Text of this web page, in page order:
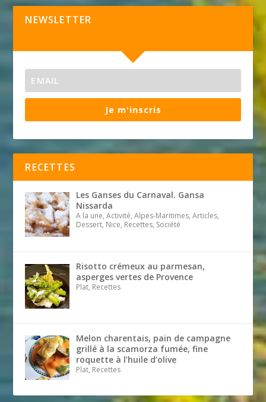
NEWSLETTER
Je m'inscris
RECETTES
Les Ganses du Carnaval. Gansa
Nissarda
A la une, Activité, Alpes-Maritimes, Articles,
Dessert, Nice, Recettes, Société
Risotto crémeux au parmesan,
asperges vertes de Provence
Plat, Recettes
Melon charentais, pain de campagne
grillé à la scamorza fumée, fine
roquette à l’huile d’olive
Plat, Recettes